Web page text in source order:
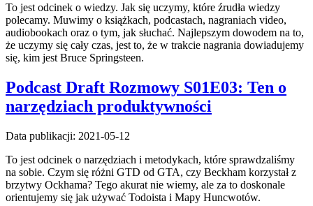
To jest odcinek o wiedzy. Jak się uczymy, które źrudła wiedzy
polecamy. Muwimy o książkach, podcastach, nagraniach video,
audiobookach oraz o tym, jak słuchać. Najlepszym dowodem na to,
że uczymy się cały czas, jest to, że w trakcie nagrania dowiadujemy
się, kim jest Bruce Springsteen.
Podcast Draft Rozmowy S01E03: Ten o
narzędziach produktywności
Data publikacji: 2021-05-12
To jest odcinek o narzędziach i metodykach, które sprawdzaliśmy
na sobie. Czym się różni GTD od GTA, czy Beckham korzystał z
brzytwy Ockhama? Tego akurat nie wiemy, ale za to doskonale
orientujemy się jak używać Todoista i Mapy Huncwotów.